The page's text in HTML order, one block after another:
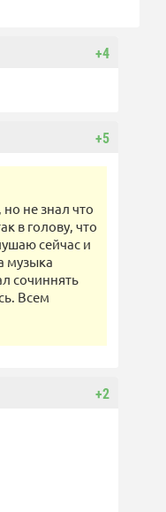
+4
+5
не знал что
в голову, что
сейчас и
музыка
сочиннять
Всем
+2